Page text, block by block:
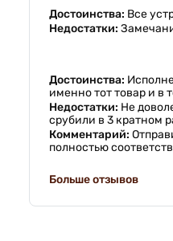
Достоинства: Все
Недостатки:
Достоинства:
именно тот товар и в
Недостатки: Не
срубили в 3 кратном
Комментарий:
полностью
Больше отзывов